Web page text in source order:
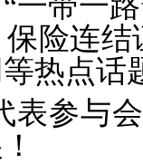
险连
热点话
表参与